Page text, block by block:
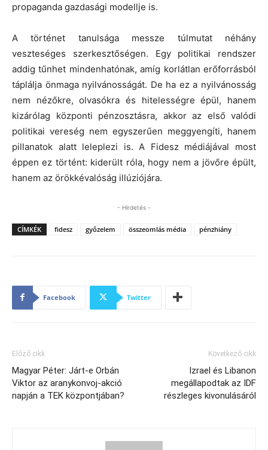
propaganda gazdasági modellje is.
A történet tanulsága messze túlmutat néhány
veszteséges szerkesztőségen. Egy politikai rendszer
addig tűnhet mindenhatónak, amíg korlátlan erőforrásból
táplálja önmaga nyilvánosságát. De ha ez a nyilvánosság
nem nézőkre, olvasókra és hitelességre épül, hanem
kizárólag központi pénzosztásra, akkor az első valódi
politikai vereség nem egyszerűen meggyengíti, hanem
pillanatok alatt leleplezi is. A Fidesz médiájával most
éppen ez történt: kiderült róla, hogy nem a jövőre épült,
hanem az örökkévalóság illúziójára.
- Hirdetés -
CÍMKÉK fidesz győzelem összeomlás média pénzhiány
Facebook Twitter
Előző cikk
Magyar Péter: Járt‑e Orbán
Viktor az aranykonvoj-akció
napján a TEK központjában?
Következő cikk
Izrael és Libanon
megállapodtak az IDF
részleges kivonulásáról